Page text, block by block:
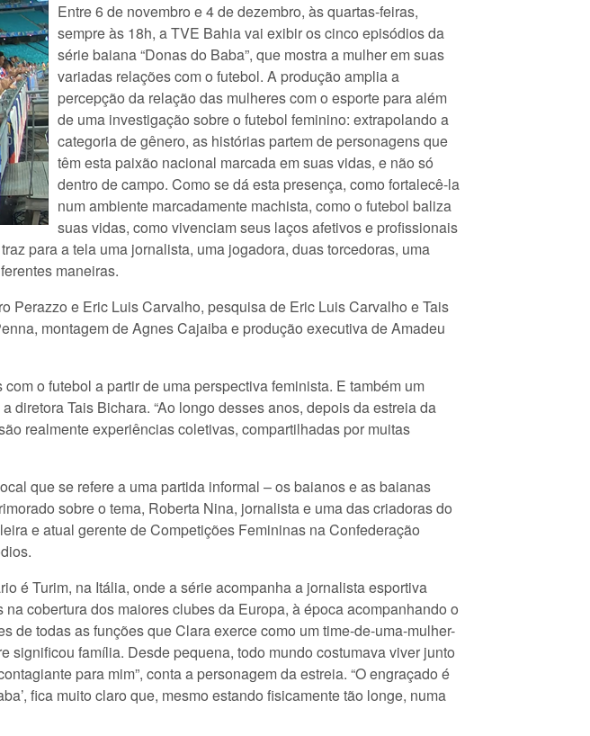
Entre 6 de novembro e 4 de dezembro, às quartas-feiras,
sempre às 18h, a TVE Bahia vai exibir os cinco episódios da
série baiana “Donas do Baba”, que mostra a mulher em suas
variadas relações com o futebol. A produção amplia a
percepção da relação das mulheres com o esporte para além
de uma investigação sobre o futebol feminino: extrapolando a
categoria de gênero, as histórias partem de personagens que
têm esta paixão nacional marcada em suas vidas, e não só
dentro de campo. Como se dá esta presença, como fortalecê-la
num ambiente marcadamente machista, como o futebol baliza
suas vidas, como vivenciam seus laços afetivos e profissionais
para a tela uma jornalista, uma jogadora, duas torcedoras, uma
maneiras.
Perazzo e Eric Luis Carvalho, pesquisa de Eric Luis Carvalho e Tais
montagem de Agnes Cajaiba e produção executiva de Amadeu
o futebol a partir de uma perspectiva feminista. E também um
diretora Tais Bichara. “Ao longo desses anos, depois da estreia da
realmente experiências coletivas, compartilhadas por muitas
que se refere a uma partida informal – os baianos e as baianas
sobre o tema, Roberta Nina, jornalista e uma das criadoras do
e atual gerente de Competições Femininas na Confederação
é Turim, na Itália, onde a série acompanha a jornalista esportiva
cobertura dos maiores clubes da Europa, à época acompanhando o
de todas as funções que Clara exerce como um time-de-uma-mulher-
significou família. Desde pequena, todo mundo costumava viver junto
para mim”, conta a personagem da estreia. “O engraçado é
fica muito claro que, mesmo estando fisicamente tão longe, numa